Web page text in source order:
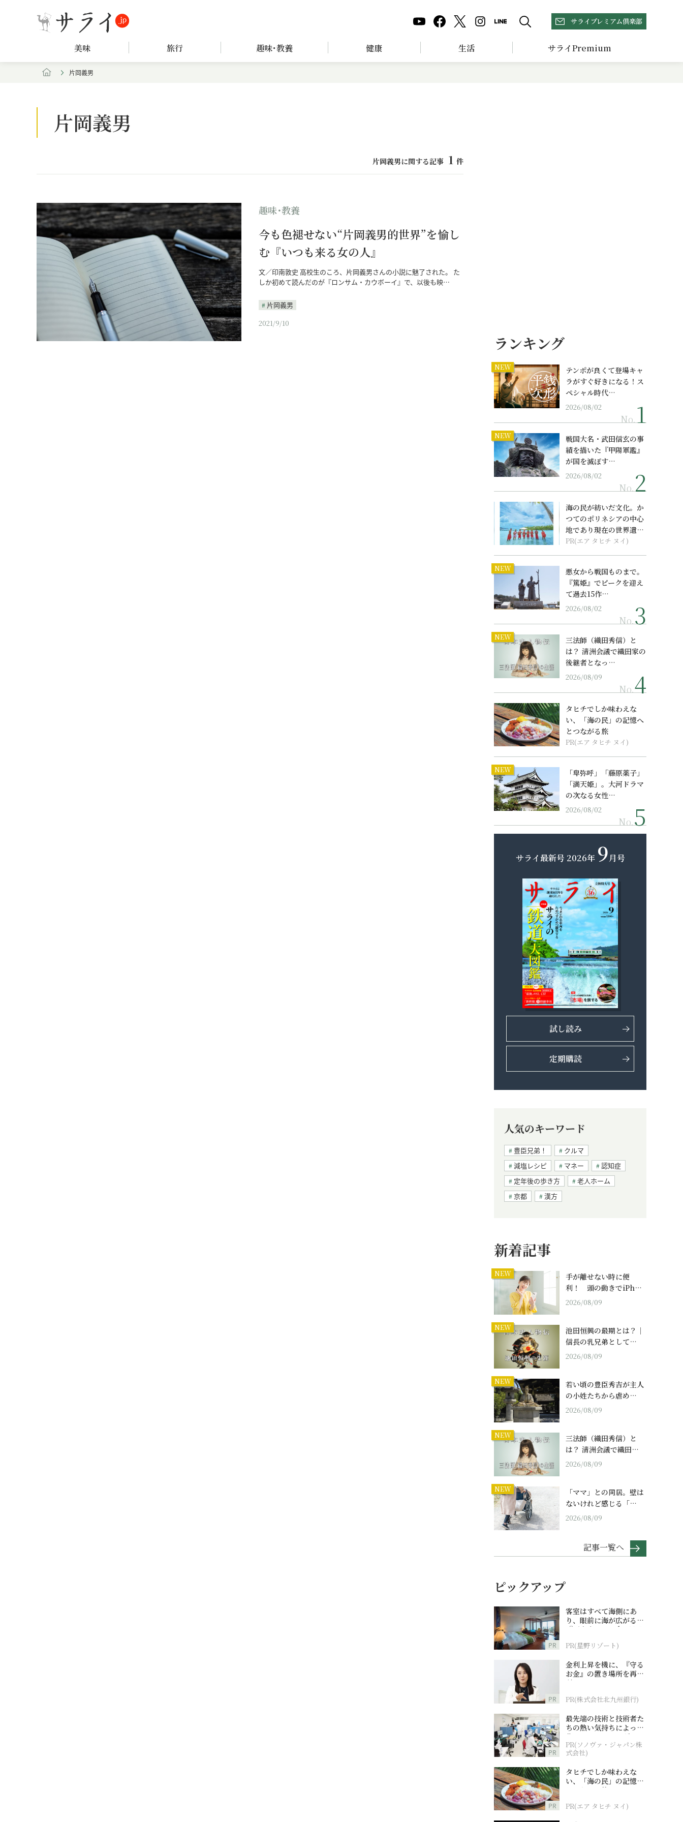
サライプレミアム倶楽部
美味 旅行 趣味･教養 健康 生活 サライPremium
片岡義男
片岡義男
片岡義男に関する記事 1 件
趣味･教養
今も色褪せない“片岡義男的世界”を愉し
む『いつも来る女の人』
文／印南敦史 高校生のころ、片岡義男さんの小説に魅了された。 た
しか初めて読んだのが『ロンサム・カウボーイ』で、以後も映…
片岡義男
2021/9/10
ランキング
NEW
テンポが良くて登場キャ
ラがすぐ好きになる！ス
ペシャル時代…
2026/08/02
No.
NEW
戦国大名・武田信玄の事
績を描いた『甲陽軍鑑』
が国を滅ぼす…
2026/08/02
No.
海の民が紡いだ文化。か
つてのポリネシアの中心
地であり現在の世界遺産
からみえてくる...
PR(エア タヒチ ヌイ)
NEW
悪女から戦国ものまで。
『篤姫』でピークを迎え
て過去15作…
2026/08/02
No.
NEW
三法師（織田秀信）と
は？ 清洲会議で織田家の
後継者となっ…
2026/08/09
No.
タヒチでしか味わえな
い、「海の民」の記憶へ
とつながる旅
PR(エア タヒチ ヌイ)
NEW
「卑弥呼」「藤原薬子」
「満天姫」。大河ドラマ
の次なる女性…
2026/08/02
No.
サライ最新号 2026年 9月号
試し読み
定期購読
人気のキーワード
豊臣兄弟！
クルマ
減塩レシピ
マネー
認知症
定年後の歩き方
老人ホーム
京都
漢方
新着記事
NEW
手が離せない時に便
利！ 頭の動きでiPh…
2026/08/09
NEW
池田恒興の最期とは？｜
信長の乳兄弟として…
2026/08/09
NEW
若い頃の豊臣秀吉が主人
の小姓たちから虐め…
2026/08/09
NEW
三法師（織田秀信）と
は？ 清洲会議で織田…
2026/08/09
NEW
「ママ」との同居。壁は
ないけれど感じる「…
2026/08/09
記事一覧へ
ピックアップ
PR
客室はすべて海側にあ
り、眼前に海が広がる
『西表島ホテル by 星野
PR(星野リゾート)
PR
金利上昇を機に、『守る
お金』の置き場所を再検
討
PR(株式会社北九州銀行)
PR
最先端の技術と技術者た
ちの熱い気持ちによって
作られているオーダーメ
イド補聴器
PR(ソノヴァ・ジャパン株
式会社)
PR
タヒチでしか味わえな
い、「海の民」の記憶へ
とつながる旅
PR(エア タヒチ ヌイ)